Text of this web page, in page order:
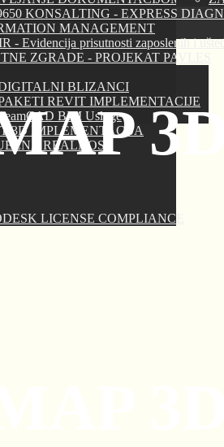
KONSALTING - EXPRESS
MANAGEMENT
- Evidencija prisutnosti zaposlenih i
ZGRADE - PROJEKAT PAVLES
BLIZANCI
REVIT IMPLEMENTACIJE
BIM Usluge
3D IMPLEMENTACIJA
REALNOST
LICENSE COMPLIANCE
3D